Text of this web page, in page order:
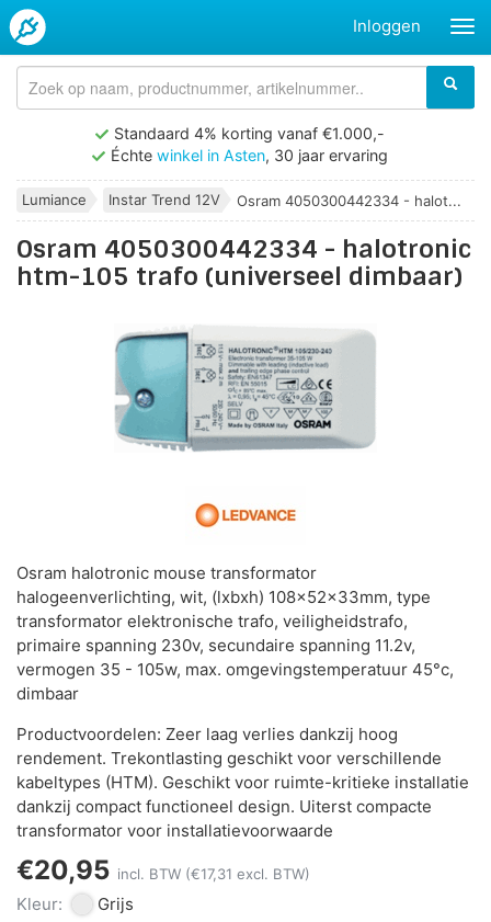
Inloggen
Standaard 4% korting vanaf €1.000,-
Échte winkel in Asten, 30 jaar ervaring
Lumiance Instar Trend 12V Osram 4050300442334 - halot...
Osram 4050300442334 - halotronic
htm-105 trafo (universeel dimbaar)
Osram halotronic mouse transformator
halogeenverlichting, wit, (lxbxh) 108x52x33mm, type
transformator elektronische trafo, veiligheidstrafo,
primaire spanning 230v, secundaire spanning 11.2v,
vermogen 35 - 105w, max. omgevingstemperatuur 45°c,
dimbaar
Productvoordelen: Zeer laag verlies dankzij hoog
rendement. Trekontlasting geschikt voor verschillende
kabeltypes (HTM). Geschikt voor ruimte-kritieke installatie
dankzij compact functioneel design. Uiterst compacte
transformator voor installatievoorwaarde
€20,95 incl. BTW (€17,31 excl. BTW)
Kleur: Grijs